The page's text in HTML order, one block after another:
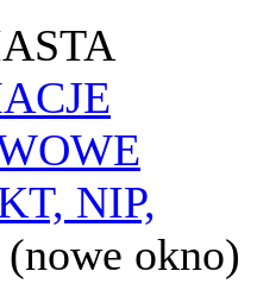
NIP,
(nowe okno)